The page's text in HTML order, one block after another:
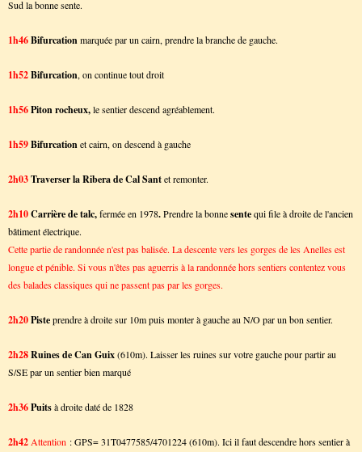
Sud la bonne sente.
1h46Bifurcationmarquée par un cairn, prendre la branche de gauche.
1h52Bifurcation, on continue tout droit
1h56Piton rocheux,le sentier descend agréablement.
1h59Bifurcationet cairn, on descend à gauche
2h03Traverser la Ribera de Cal Santet remonter.
2h10Carrière de talc,fermée en 1978.Prendre la bonnesentequi file à droite de l'ancien
bâtiment électrique.
Cette partie de randonnée n'est pas balisée. La descente vers les gorges de les Anelles est
longue et pénible. Si vous n'êtes pas aguerris à la randonnée hors sentiers contentez vous
des balades classiques qui ne passent pas par les gorges.
2h20Pisteprendre à droite sur 10m puis monter à gauche au N/O par un bon sentier.
2h28Ruines de Can Guix(610m). Laisser les ruines sur votre gauche pour partir au
S/SE par un sentier bien marqué
2h36Puitsà droite daté de 1828
2h42 Attention : GPS= 31T0477585/4701224 (610m). Ici il faut descendre hors sentier à